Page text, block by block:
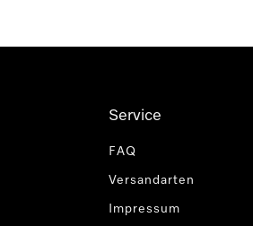
Service
FAQ
Versandarten
Impressum